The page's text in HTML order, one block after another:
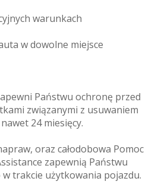
warunkach
w dowolne miejsce
Państwu ochronę przed
związanymi z usuwaniem
24 miesięcy.
oraz całodobowa Pomoc
zapewnią Państwu
trakcie użytkowania pojazdu.